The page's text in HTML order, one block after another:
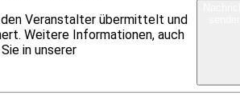
den Veranstalter übermittelt und
Weitere Informationen, auch
in unserer